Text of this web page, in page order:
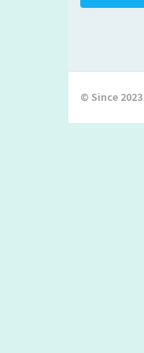
© Since